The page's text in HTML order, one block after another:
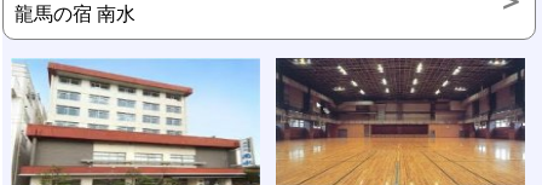
龍馬の宿 南水